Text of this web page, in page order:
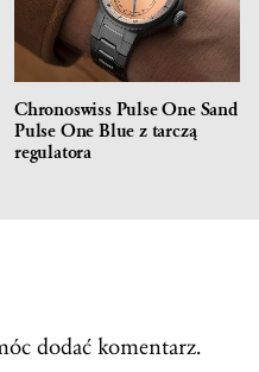
Chronoswiss Pulse One Sand i
Pulse One Blue z tarczą
regulatora
dodać komentarz.